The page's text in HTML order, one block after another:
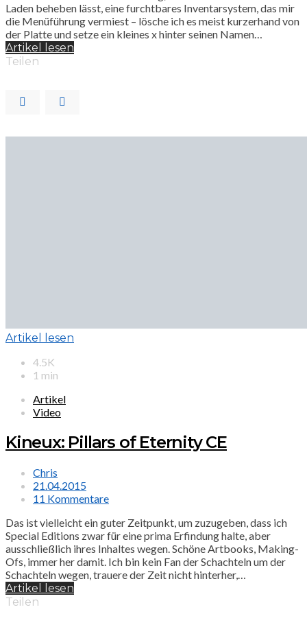
Laden beheben lässt, eine furchtbares Inventarsystem, das mir
die Menüführung vermiest – lösche ich es meist kurzerhand von
der Platte und setze ein kleines x hinter seinen Namen…
Artikel lesen
Teilen
Artikel lesen
4.5K
1 min
Artikel
Video
Kineux: Pillars of Eternity CE
Chris
21.04.2015
11 Kommentare
Das ist vielleicht ein guter Zeitpunkt, um zuzugeben, dass ich
Special Editions zwar für eine prima Erfindung halte, aber
ausschließlich ihres Inhaltes wegen. Schöne Artbooks, Making-
Ofs, immer her damit. Ich bin kein Fan der Schachteln um der
Schachteln wegen, trauere der Zeit nicht hinterher,…
Artikel lesen
Teilen